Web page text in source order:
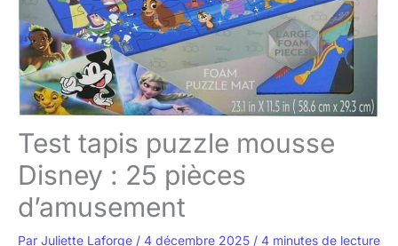
Test tapis puzzle mousse
Disney : 25 pièces
d’amusement
Par Juliette Laforge / 4 décembre 2025 / 4 minutes de lecture